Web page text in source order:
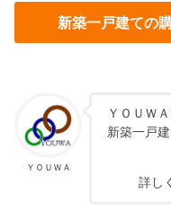
新築一戸建ての
ＹＯＵＷＡ
ＹＯＵＷ
新築一戸
詳し